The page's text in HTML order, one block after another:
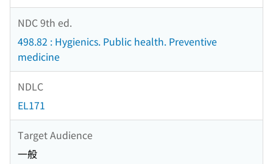
NDC 9th ed.
498.82 : Hygienics. Public health. Preventive
medicine
NDLC
EL171
Target Audience
一般